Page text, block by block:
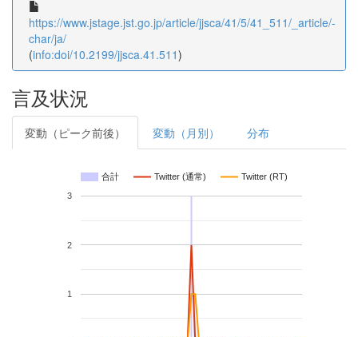
https://www.jstage.jst.go.jp/article/jjsca/41/5/41_511/_article/-
char/ja/
(info:doi/10.2199/jjsca.41.511)
言及状況
変動（ピーク前後） 変動（月別） 分布
合計 Twitter (通常) Twitter (RT)
1
2
3